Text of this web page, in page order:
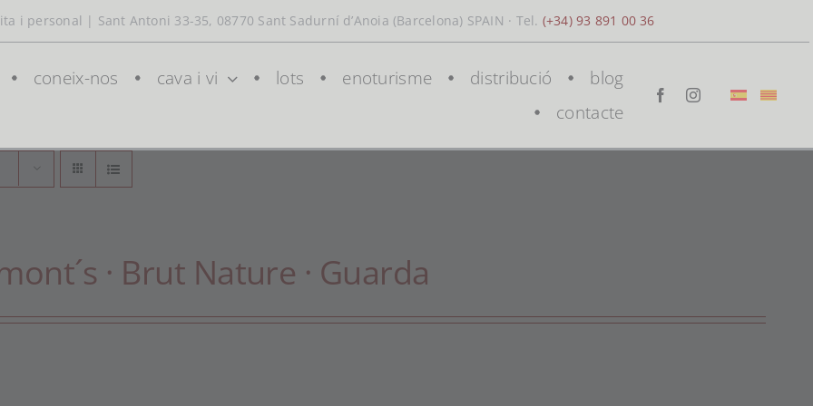
i personal | Sant Antoni 33-35, 08770 Sant Sadurní d’Anoia (Barcelona) SPAIN · Tel. (+34) 93 891 00 36
coneix-nos cava i vi lots enoturisme distribució
blog
contacte
· Brut Nature · Guarda